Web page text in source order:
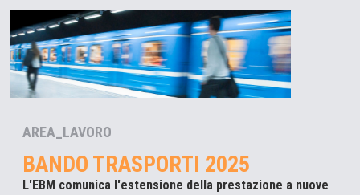
AREA_LAVORO
BANDO TRASPORTI 2025
L'EBM comunica l'estensione della prestazione a nuove